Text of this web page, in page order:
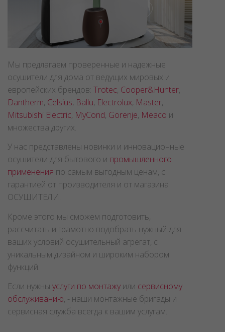
Мы предлагаем проверенные и надежные
осушители для дома от ведущих мировых и
европейских брендов:Trotec ,Cooper&Hunter
Dantherm ,Celsius Ballu, Electrolux,Master,
Mitsubishi Electric,MyCond
множества других.
У нас представлены новинки и инновационные
осушители для бытового ипромышленного
применения по самым выгодным ценам, с
гарантией от производителя и от магазина
ОСУШИТЕЛИ.
Кроме этого мы сможем подготовить,
рассчитать и грамотно подобрать нужный для
ваших условий осушительный агрегат, с
уникальным дизайном и широким набором
функций.
Если нужныуслуги по монтажуили сервисному
обслуживанию, - наши монтажные бригады и